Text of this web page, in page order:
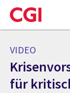
Skip
to
main
VIDEO
für